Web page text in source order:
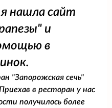
нашла сайт
и
в
"Запорожская сечь"
в ресторан у нас
получилось более